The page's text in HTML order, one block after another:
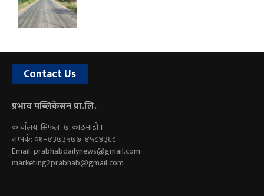
Contact Us
प्रभाव पब्लिकेसन प्रा.लि.
कार्यालय: सिफल–७, काठमाडौं ।
सम्पर्क: ०१–४३७३५७७, ४५८४३६८
Email:prabhabdailynews@gmail.com
marketing2prabhab@gmail.com